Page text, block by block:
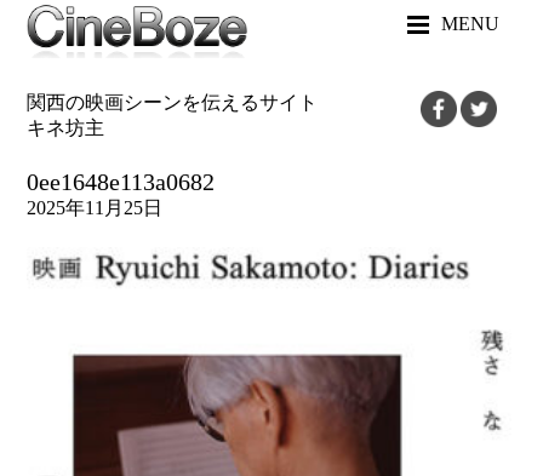
MENU
関西の映画シーンを伝えるサイト
キネ坊主
0ee1648e113a0682
2025年11月25日